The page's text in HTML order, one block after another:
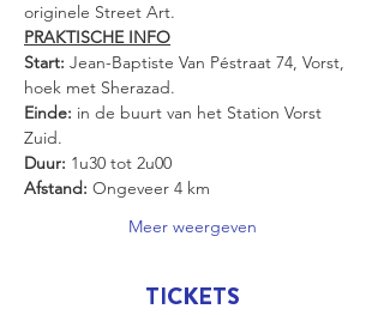
originele Street Art.
PRAKTISCHE INFO
Start: Jean-Baptiste Van Péstraat 74, Vorst,
hoek met Sherazad.
Einde: in de buurt van het Station Vorst
Zuid.
Duur: 1u30 tot 2u00
Afstand: Ongeveer 4 km
Meer weergeven
TICKETS